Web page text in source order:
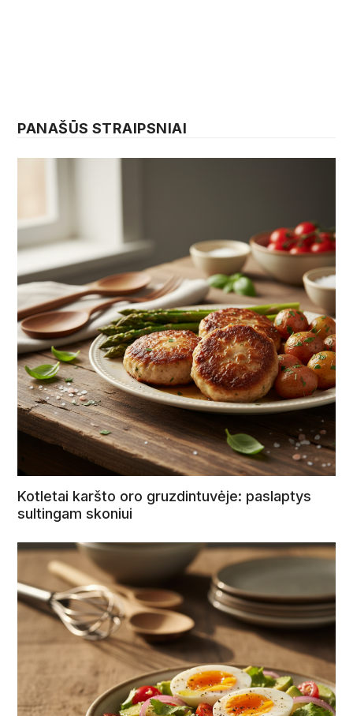
PANAŠŪS STRAIPSNIAI
Kotletai karšto oro gruzdintuvėje: paslaptys
sultingam skoniui